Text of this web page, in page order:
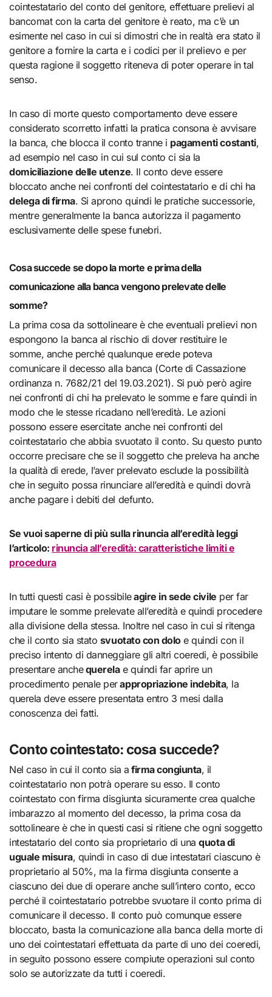
cointestatario del conto del genitore, effettuare prelievi al
bancomat con la carta del genitore è reato, ma c’è un
esimente nel caso in cui si dimostri che in realtà era stato il
genitore a fornire la carta e i codici per il prelievo e per
questa ragione il soggetto riteneva di poter operare in tal
senso.
In caso di morte questo comportamento deve essere
considerato scorretto infatti la pratica consona è avvisare
la banca, che blocca il conto tranne i pagamenti costanti,
ad esempio nel caso in cui sul conto ci sia la
domiciliazione delle utenze. Il conto deve essere
bloccato anche nei confronti del cointestatario e di chi ha
delega di firma. Si aprono quindi le pratiche successorie,
mentre generalmente la banca autorizza il pagamento
esclusivamente delle spese funebri.
Cosa succede se dopo la morte e prima della
comunicazione alla banca vengono prelevate delle
somme?
La prima cosa da sottolineare è cheeventuali prelievi non
espongono la banca al rischio di dover restituire le
somme, anche perché qualunque erede poteva
comunicare il decesso alla banca (Corte di Cassazione
ordinanza n. 7682/21 del 19.03.2021). Si può però agire
nei confronti di chi ha prelevato le somme e fare quindi in
modo che le stesse ricadano nell’eredità. Le azioni
possono essere esercitate anche nei confronti del
cointestatario che abbia svuotato il conto. Su questo punto
occorre precisare che se il soggetto che preleva ha anche
la qualità di erede, l’aver prelevato esclude la possibilità
che in seguito possa rinunciare all’eredità e quindi dovrà
anche pagare i debiti del defunto.
Se vuoi saperne di più sulla rinuncia all’eredità leggi
l’articolo: rinuncia all’eredità: caratteristiche limiti e
procedura
In tutti questi casi è possibileagire in sede civile per far
imputare le somme prelevate all’eredità e quindi procedere
alla divisione della stessa. Inoltre nel caso in cui si ritenga
che il conto sia stato svuotato con doloe quindi con il
preciso intento di danneggiare gli altri coeredi, è possibile
presentare anchequerelae quindi far aprire un
procedimento penale perappropriazione indebita, la
querela deve essere presentata entro 3 mesi dalla
conoscenza dei fatti.
Conto cointestato: cosa succede?
Nel caso in cui il conto sia a firma congiunta, il
cointestatario non potrà operare su esso. Il conto
cointestato con firma disgiunta sicuramente crea qualche
imbarazzo al momento del decesso, la prima cosa da
sottolineare è che in questi casi si ritiene che ogni soggetto
intestatario del conto sia proprietario di unaquota di
uguale misura, quindi in caso di due intestatari ciascuno è
proprietario al 50%, ma la firma disgiunta consente a
ciascuno dei due di operare anche sull’intero conto, ecco
perché il cointestatario potrebbe svuotare il conto prima di
comunicare il decesso. Il conto può comunque essere
bloccato, basta la comunicazione alla banca della morte di
uno dei cointestatari effettuata da parte di uno dei coeredi,
in seguito possono essere compiute operazioni sul conto
solo se autorizzate da tutti i coeredi.